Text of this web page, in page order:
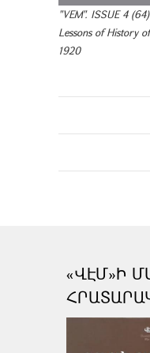
"VEM". ISSUE 4
Lessons of History
1920
«ՎԷՄ»Ի